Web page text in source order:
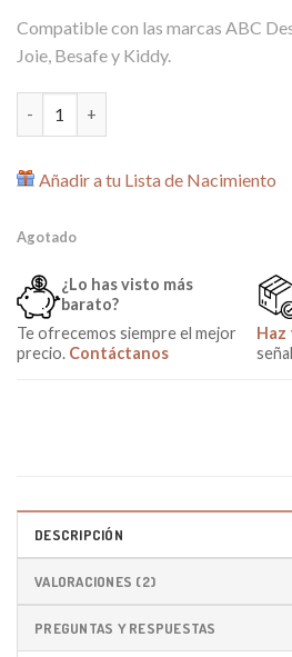
Compatible con las marcas ABC
Joie, Besafe y Kiddy.
Añadir a tu Lista de Nacimiento
Agotado
¿Lo has visto más
barato?
Te ofrecemos siempre el mejor
precio. Contáctanos
Haz
DESCRIPCIÓN
VALORACIONES (2)
PREGUNTAS Y RESPUESTAS